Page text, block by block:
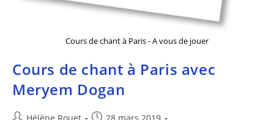
Cours de chant à Paris - A vous de jouer
Cours de chant à Paris avec
Meryem Dogan
Hélène Rouet 28 mars 2019